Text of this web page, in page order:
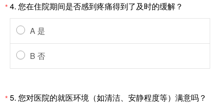
*4. 您在住院期间是否感到疼痛得到了及时的缓解？
A 是
B 否
*5. 您对医院的就医环境（如清洁、安静程度等）满意吗？